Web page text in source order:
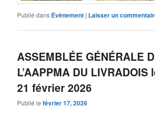
Publié dans Évènement | Laisser un
ASSEMBLÉE GÉNÉRALE
L’AAPPMA DU LIVRADOIS
21 février 2026
Publié lefévrier 17, 2026